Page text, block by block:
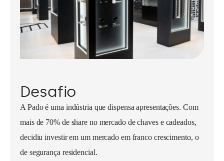
Desafio
A Pado é uma indústria que dispensa apresentações. Com
mais de 70% de share no mercado de chaves e cadeados,
decidiu investir em um mercado em franco crescimento, o
de segurança residencial.